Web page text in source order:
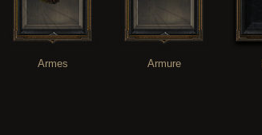
Armes Armure